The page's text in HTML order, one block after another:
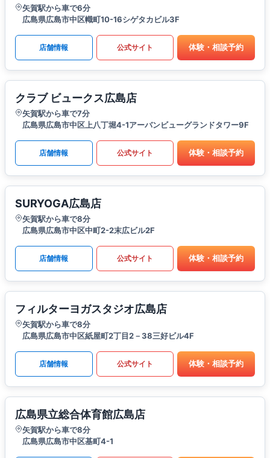
矢賀駅から車で6分
広島県広島市中区幟町10-16シゲタカビル3F
店舗情報 公式サイト 体験・相談予約
クラブ ビュークス広島店
矢賀駅から車で7分
広島県広島市中区上八丁堀4-1アーバンビューグランドタワー9F
店舗情報 公式サイト 体験・相談予約
SURYOGA広島店
矢賀駅から車で8分
広島県広島市中区中町2-2末広ビル2F
店舗情報 公式サイト 体験・相談予約
フィルターヨガスタジオ広島店
矢賀駅から車で8分
広島県広島市中区紙屋町2丁目2－38三好ビル4F
店舗情報 公式サイト 体験・相談予約
広島県立総合体育館広島店
矢賀駅から車で8分
広島県広島市中区基町4-1